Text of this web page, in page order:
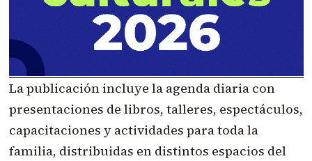
La publicación incluye la agenda diaria con
presentaciones de libros, talleres, espectáculos,
capacitaciones y actividades para toda la
familia, distribuidas en distintos espacios del